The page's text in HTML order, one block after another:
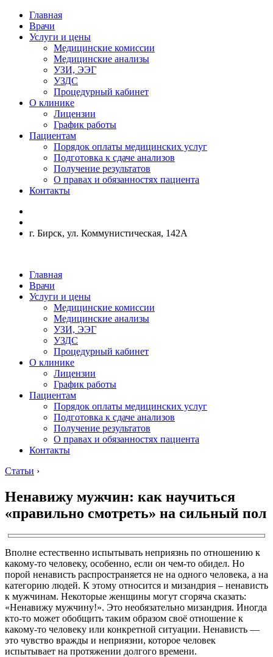
Главная
Врачи
Услуги и цены
Медицинские комиссии
Медицинские анализы
УЗИ, ЭЭГ
УЗДС
Процедурный кабинет
О клинике
Лицензии
График работы
Пациентам
Порядок оплаты медицинских услуг
Подготовка к сдаче анализов
Получение результатов
О правах и обязанностях пациента
Контакты
г. Бирск, ул. Коммунистическая, 142А
Главная
Врачи
Услуги и цены
Медицинские комиссии
Медицинские анализы
УЗИ, ЭЭГ
УЗДС
Процедурный кабинет
О клинике
Лицензии
График работы
Пациентам
Порядок оплаты медицинских услуг
Подготовка к сдаче анализов
Получение результатов
О правах и обязанностях пациента
Контакты
Статьи ›
Ненавижу мужчин: как научиться
«правильно смотреть» на сильный пол
Вполне естественно испытывать неприязнь по отношению к
какому-то человеку, особенно, если он чем-то обидел. Но
порой ненависть распространяется не на одного человека, а на
категорию людей. К этому относится и мизандрия – ненависть
к мужчинам. Некоторые женщины могут сгоряча сказать:
«Ненавижу мужчину!». Это необязательно мизандрия. Иногда
кто-то может обобщить таким образом своё отношение к
какому-то человеку или конкретной ситуации. Ненависть —
это чувство вражды и неприязни, которое человек
испытывает на протяжении долгого времени.